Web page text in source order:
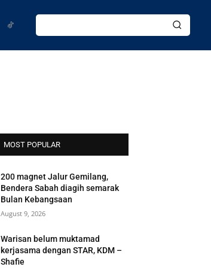
MOST POPULAR
200 magnet Jalur Gemilang,
Bendera Sabah diagih semarak
Bulan Kebangsaan
August 9, 2026
Warisan belum muktamad
kerjasama dengan STAR, KDM –
Shafie